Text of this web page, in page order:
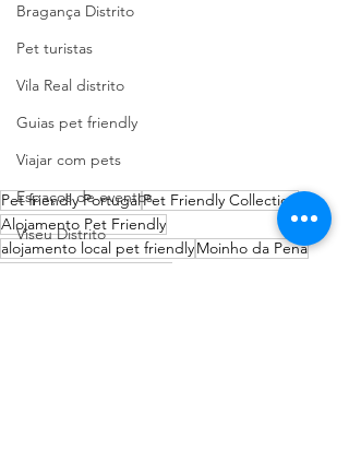
Bragança Distrito
Pet turistas
Vila Real distrito
Guias pet friendly
Viajar com pets
Espaços de eventos
Viseu Distrito
Pet friendly PortugalPet Friendly Collection
Alojamento Pet Friendly
alojamento local pet friendlyMoinho da Pena